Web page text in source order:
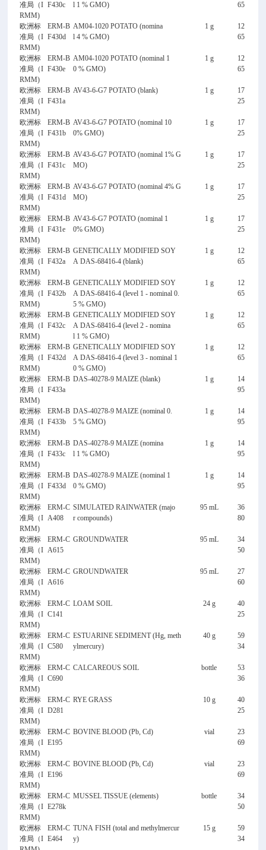
准局（I
RMM)
F430c
l 1 % GMO)
65
欧洲标
准局（I
RMM)
ERM-B
F430d
AM04-1020 POTATO (nomina
l 4 % GMO)
1 g
12
65
欧洲标
准局（I
RMM)
ERM-B
F430e
AM04-1020 POTATO (nominal 1
0 % GMO)
1 g
12
65
欧洲标
准局（I
RMM)
ERM-B
F431a
AV43-6-G7 POTATO (blank) 1 g
17
25
欧洲标
准局（I
RMM)
ERM-B
F431b
AV43-6-G7 POTATO (nominal 10
0% GMO)
1 g
17
25
欧洲标
准局（I
RMM)
ERM-B
F431c
AV43-6-G7 POTATO (nominal 1% G
MO)
1 g
17
25
欧洲标
准局（I
RMM)
ERM-B
F431d
AV43-6-G7 POTATO (nominal 4% G
MO)
1 g
17
25
欧洲标
准局（I
RMM)
ERM-B
F431e
AV43-6-G7 POTATO (nominal 1
0% GMO)
1 g
17
25
欧洲标
准局（I
RMM)
ERM-B
F432a
GENETICALLY MODIFIED SOY
A DAS-68416-4 (blank)
1 g
12
65
欧洲标
准局（I
RMM)
ERM-B
F432b
GENETICALLY MODIFIED SOY
A DAS-68416-4 (level 1 - nominal 0.
5 % GMO)
1 g
12
65
欧洲标
准局（I
RMM)
ERM-B
F432c
GENETICALLY MODIFIED SOY
A DAS-68416-4 (level 2 - nomina
l 1 % GMO)
1 g
12
65
欧洲标
准局（I
RMM)
ERM-B
F432d
GENETICALLY MODIFIED SOY
A DAS-68416-4 (level 3 - nominal 1
0 % GMO)
1 g
12
65
欧洲标
准局（I
RMM)
ERM-B
F433a
DAS-40278-9 MAIZE (blank) 1 g
14
95
欧洲标
准局（I
RMM)
ERM-B
F433b
DAS-40278-9 MAIZE (nominal 0.
5 % GMO)
1 g
14
95
欧洲标
准局（I
RMM)
ERM-B
F433c
DAS-40278-9 MAIZE (nomina
l 1 % GMO)
1 g
14
95
欧洲标
准局（I
RMM)
ERM-B
F433d
DAS-40278-9 MAIZE (nominal 1
0 % GMO)
1 g
14
95
欧洲标
准局（I
RMM)
ERM-C
A408
SIMULATED RAINWATER (majo
r compounds)
95 mL
36
80
欧洲标
准局（I
RMM)
ERM-C
A615
GROUNDWATER 95 mL
34
50
欧洲标
准局（I
RMM)
ERM-C
A616
GROUNDWATER 95 mL
27
60
欧洲标
准局（I
RMM)
ERM-C
C141
LOAM SOIL 24 g
40
25
欧洲标
准局（I
RMM)
ERM-C
C580
ESTUARINE SEDIMENT (Hg, meth
ylmercury)
40 g
59
34
欧洲标
准局（I
RMM)
ERM-C
C690
CALCAREOUS SOIL bottle
53
36
欧洲标
准局（I
RMM)
ERM-C
D281
RYE GRASS 10 g
40
25
欧洲标
准局（I
RMM)
ERM-C
E195
BOVINE BLOOD (Pb, Cd) vial
23
69
欧洲标
准局（I
RMM)
ERM-C
E196
BOVINE BLOOD (Pb, Cd) vial
23
69
欧洲标
准局（I
RMM)
ERM-C
E278k
MUSSEL TISSUE (elements) bottle
34
50
欧洲标
准局（I
ERM-C
E464
TUNA FISH (total and methylmercur
y)
15 g
59
34